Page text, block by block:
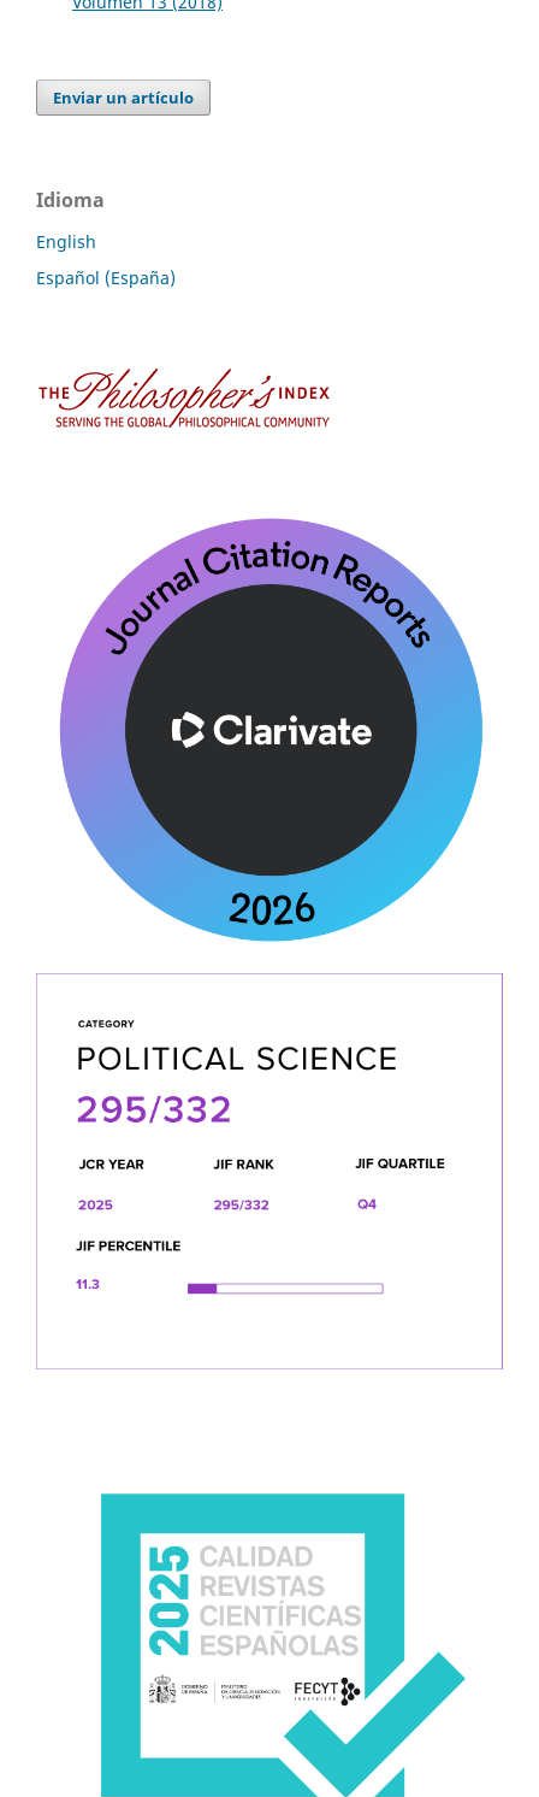
Enviar un artículo
Idioma
English
Español (España)